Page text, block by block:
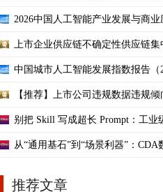
2026中国人工智能产业发展与商业
上市企业供应链不确定性供应链集
中国城市人工智能发展指数报告（
【推荐】上市公司违规数据违规倾
别把 Skill 写成超长 Prompt：工业
从“通用基石”到“场景利器”：CDA
推荐文章